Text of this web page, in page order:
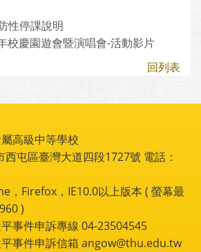
性停課說明
校慶園遊會暨演唱會-活動影片
回列表
高級中等學校
屯區臺灣大道四段1727號 電話：
，Firefox，IE10.0以上版本 ( 螢幕最
)
事件申訴專線 04-23504545
事件申訴信箱 angow@thu.edu.tw